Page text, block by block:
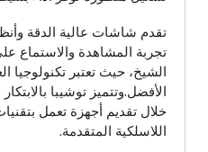
تقدم شاشات عالية الدقة
تجربة المشاهدة والاستماع
الشيخ، حيث تعتبر
الأفضل.وتتميز توشيبا
خلال تقديم أجهزة تعمل
اللاسلكية المتقدمة.